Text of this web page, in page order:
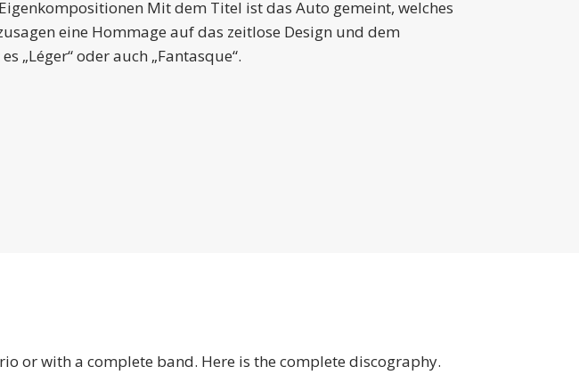
Mit dem Titel ist das Auto gemeint, welches
eine Hommage auf das zeitlose Design und dem
„Léger“ oder auch „Fantasque“.
or with a complete band. Here is the complete discography.